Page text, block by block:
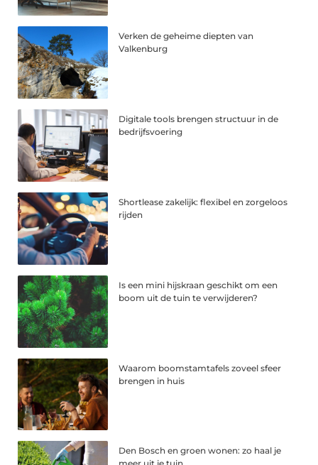
Verken de geheime diepten van
Valkenburg
Digitale tools brengen structuur in de
bedrijfsvoering
Shortlease zakelijk: flexibel en zorgeloos
rijden
Is een mini hijskraan geschikt om een
boom uit de tuin te verwijderen?
Waarom boomstamtafels zoveel sfeer
brengen in huis
Den Bosch en groen wonen: zo haal je